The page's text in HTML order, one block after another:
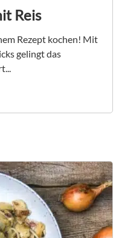
Reis
Rezept kochen! Mit
gelingt das